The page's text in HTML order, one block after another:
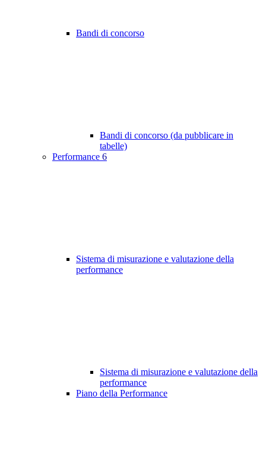
Bandi di concorso
Bandi di concorso (da pubblicare in
tabelle)
Performance 6
Sistema di misurazione e valutazione della
performance
Sistema di misurazione e valutazione della
performance
Piano della Performance